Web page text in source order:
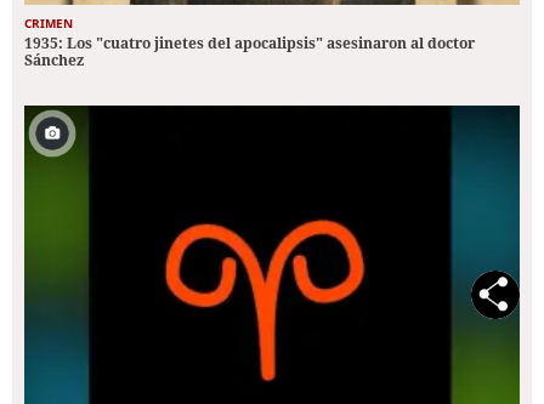
CRIMEN
1935: Los "cuatro jinetes del apocalipsis" asesinaron al doctor
Sánchez